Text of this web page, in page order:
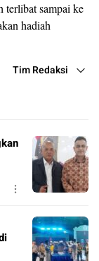
terlibat sampai ke
hadiah
Tim Redaksi